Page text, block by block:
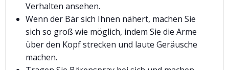
Verhalten ansehen.
Wenn der Bär sich Ihnen nähert, machen Sie
sich so groß wie möglich, indem Sie die Arme
über den Kopf strecken und laute Geräusche
machen.